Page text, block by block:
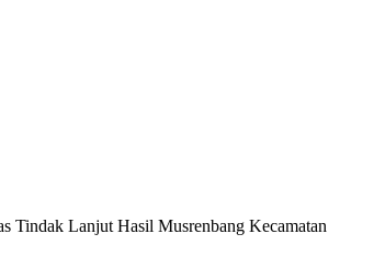
Tindak Lanjut Hasil Musrenbang Kecamatan